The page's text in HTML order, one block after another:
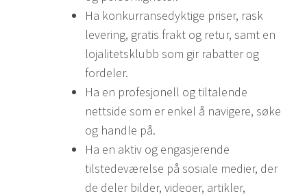
Ha konkurransedyktige priser, rask
levering, gratis frakt og retur, samt en
lojalitetsklubb som gir rabatter og
fordeler.
Ha en profesjonell og tiltalende
nettside som er enkel å navigere, søke
og handle på.
Ha en aktiv og engasjerende
tilstedeværelse på sosiale medier, der
de deler bilder, videoer, artikler,